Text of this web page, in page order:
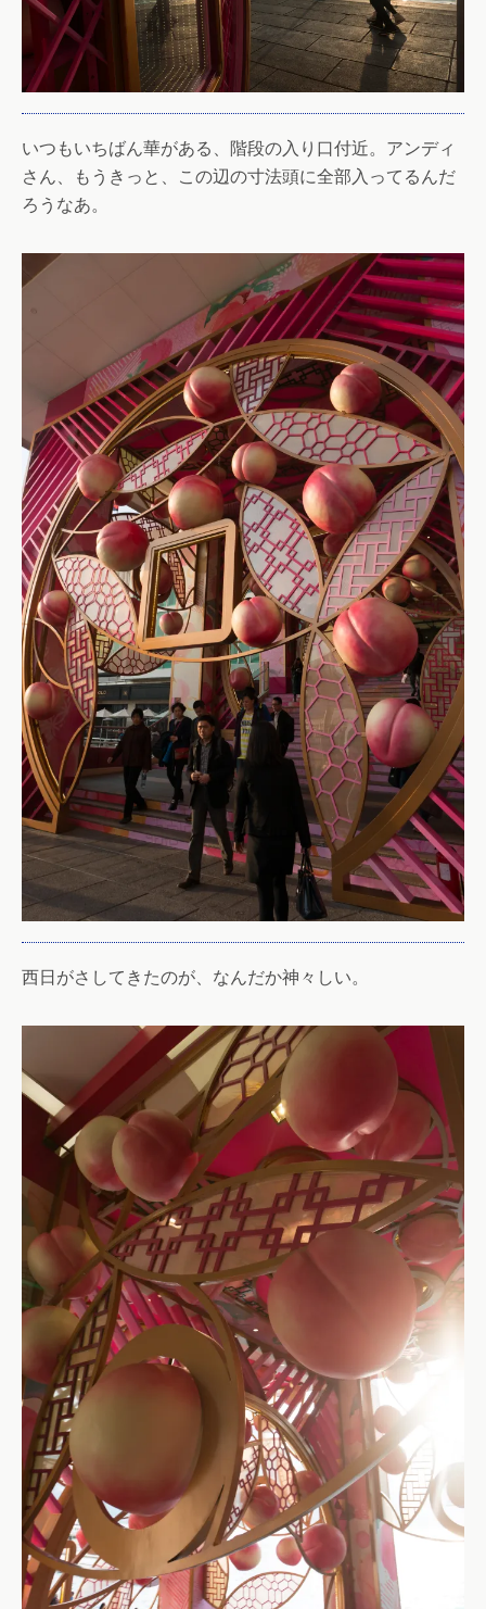
いつもいちばん華がある、階段の入り口付近。アンディ
さん、もうきっと、この辺の寸法頭に全部入ってるんだ
ろうなあ。
西日がさしてきたのが、なんだか神々しい。